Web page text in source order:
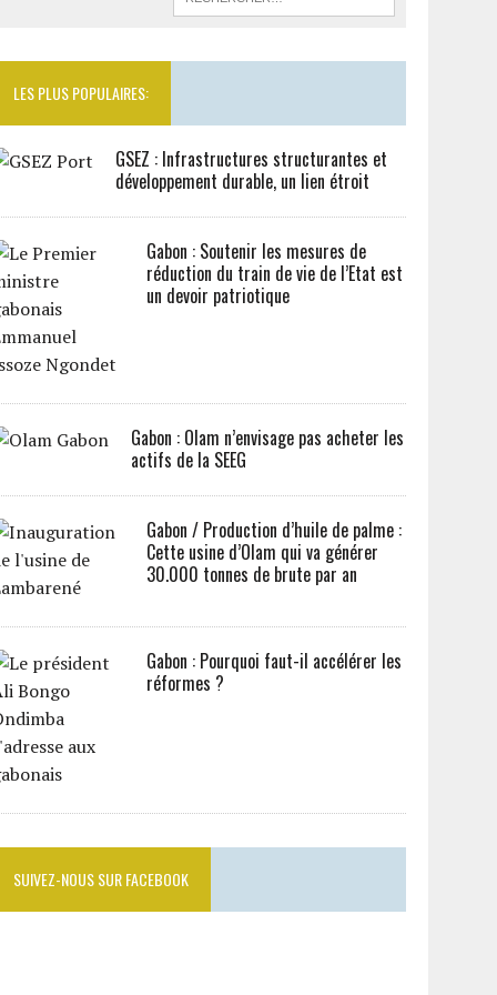
LES PLUS POPULAIRES:
GSEZ : Infrastructures structurantes et
développement durable, un lien étroit
Gabon : Soutenir les mesures de
réduction du train de vie de l’Etat est
un devoir patriotique
Gabon : Olam n’envisage pas acheter les
actifs de la SEEG
Gabon / Production d’huile de palme :
Cette usine d’Olam qui va générer
30.000 tonnes de brute par an
Gabon : Pourquoi faut-il accélérer les
réformes ?
SUIVEZ-NOUS SUR FACEBOOK